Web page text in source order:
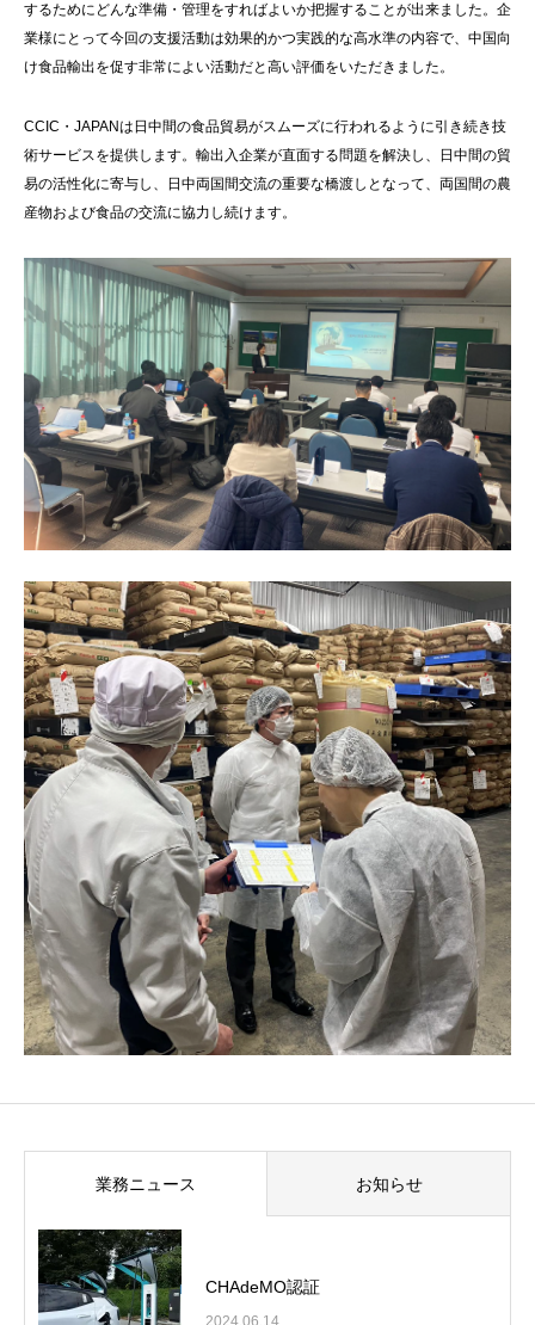
するためにどんな準備・管理をすればよいか把握することが出来ました。企
業様にとって今回の支援活動は効果的かつ実践的な高水準の内容で、中国向
け食品輸出を促す非常によい活動だと高い評価をいただきました。
CCIC・JAPANは日中間の食品貿易がスムーズに行われるように引き続き技
術サービスを提供します。輸出入企業が直面する問題を解決し、日中間の貿
易の活性化に寄与し、日中両国間交流の重要な橋渡しとなって、両国間の農
産物および食品の交流に協力し続けます。
業務ニュース お知らせ
CHAdeMO認証
2024.06.14